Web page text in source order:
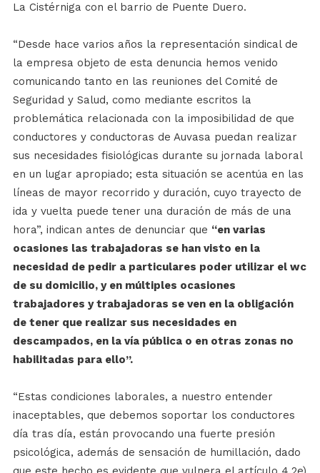
La Cistérniga con el barrio de Puente Duero.
“Desde hace varios años la representación sindical de
la empresa objeto de esta denuncia hemos venido
comunicando tanto en las reuniones del Comité de
Seguridad y Salud, como mediante escritos la
problemática relacionada con la imposibilidad de que
conductores y conductoras de Auvasa puedan realizar
sus necesidades fisiológicas durante su jornada laboral
en un lugar apropiado; esta situación se acentúa en las
líneas de mayor recorrido y duración, cuyo trayecto de
ida y vuelta puede tener una duración de más de una
hora”, indican antes de denunciar que “en varias
ocasiones las trabajadoras se han visto en la
necesidad de pedir a particulares poder utilizar el wc
de su domicilio, y en múltiples ocasiones
trabajadores y trabajadoras se ven en la obligación
de tener que realizar sus necesidades en
descampados, en la vía pública o en otras zonas no
habilitadas para ello”.
“Estas condiciones laborales, a nuestro entender
inaceptables, que debemos soportar los conductores
día tras día, están provocando una fuerte presión
psicológica, además de sensación de humillación, dado